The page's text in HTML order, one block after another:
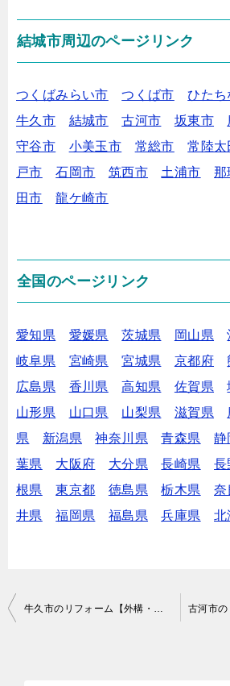
結城市周辺のページリンク
つくばみらい市 つくば市 ひたち
牛久市
結城市 古河市 坂東市
守谷市
小美玉市 常総市 常陸太
戸市
石岡市 筑西市 土浦市 那
田市
龍ケ崎市
全国のページリンク
愛知県 愛媛県 茨城県 岡山県
岐阜県
宮崎県 宮城県 京都府
広島県
香川県 高知県 佐賀県
山形県
山口県 山梨県 滋賀県
県
新潟県 神奈川県 青森県 静
葉県
大阪府 大分県 長崎県 長
根県
東京都 徳島県 栃木県 奈
井県
福岡県 福島県 兵庫県 北
投
牛久市のリフォーム【外構・リノベーションなど】で費用が安いおすすめ業者は？口コミ・評判